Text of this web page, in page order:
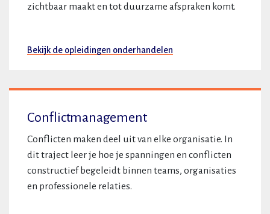
zichtbaar maakt en tot duurzame afspraken komt.
Bekijk de opleidingen onderhandelen
Conflictmanagement
Conflicten maken deel uit van elke organisatie. In
dit traject leer je hoe je spanningen en conflicten
constructief begeleidt binnen teams, organisaties
en professionele relaties.